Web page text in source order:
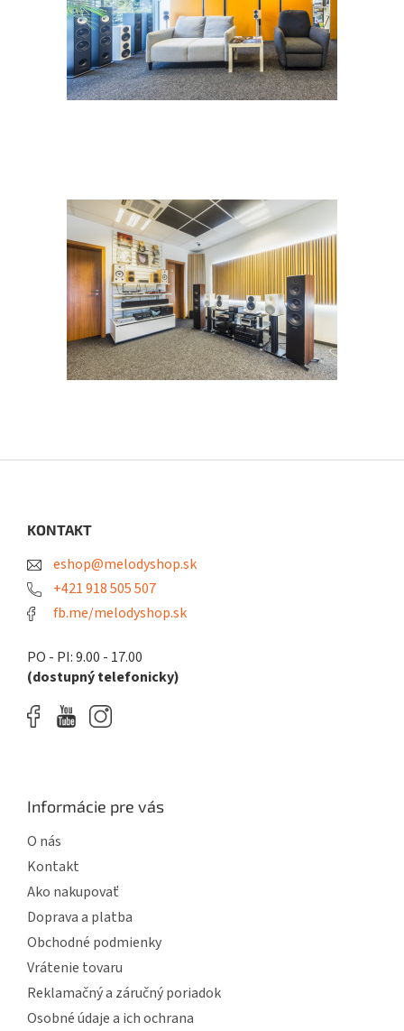
KONTAKT
eshop@melodyshop.sk
+421 918 505 507
fb.me/melodyshop.sk
PO - PI: 9.00 - 17.00
(dostupný telefonicky)
Informácie pre vás
O nás
Kontakt
Ako nakupovať
Doprava a platba
Obchodné podmienky
Vrátenie tovaru
Reklamačný a záručný poriadok
Osobné údaje a ich ochrana